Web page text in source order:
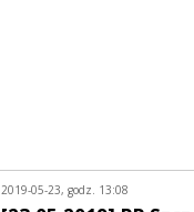
2019-05-23, godz. 13:08